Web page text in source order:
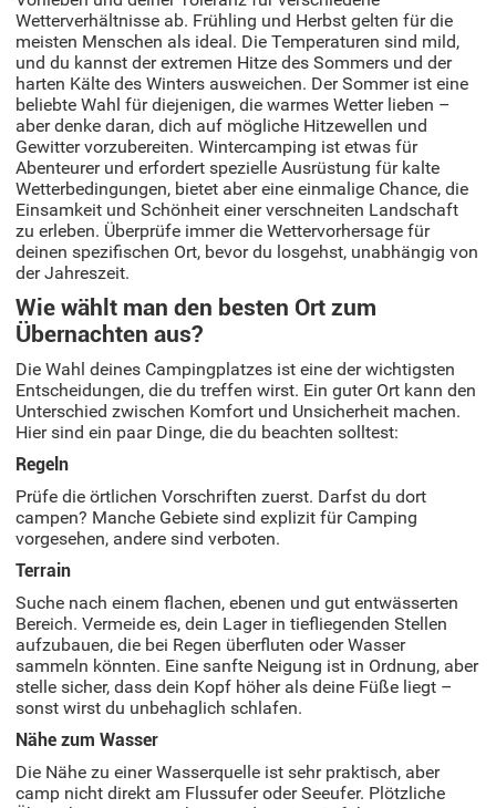
Wetterverhältnisse ab. Frühling und Herbst gelten für die
meisten Menschen als ideal. Die Temperaturen sind mild,
und du kannst der extremen Hitze des Sommers und der
harten Kälte des Winters ausweichen. Der Sommer ist eine
beliebte Wahl für diejenigen, die warmes Wetter lieben –
aber denke daran, dich auf mögliche Hitzewellen und
Gewitter vorzubereiten. Wintercamping ist etwas für
Abenteurer und erfordert spezielle Ausrüstung für kalte
Wetterbedingungen, bietet aber eine einmalige Chance, die
Einsamkeit und Schönheit einer verschneiten Landschaft
zu erleben. Überprüfe immer die Wettervorhersage für
deinen spezifischen Ort, bevor du losgehst, unabhängig von
der Jahreszeit.
Wie wählt man den besten Ort zum
Übernachten aus?
Die Wahl deines Campingplatzes ist eine der wichtigsten
Entscheidungen, die du treffen wirst. Ein guter Ort kann den
Unterschied zwischen Komfort und Unsicherheit machen.
Hier sind ein paar Dinge, die du beachten solltest:
Regeln
Prüfe die örtlichen Vorschriften zuerst. Darfst du dort
campen? Manche Gebiete sind explizit für Camping
vorgesehen, andere sind verboten.
Terrain
Suche nach einem flachen, ebenen und gut entwässerten
Bereich. Vermeide es, dein Lager in tiefliegenden Stellen
aufzubauen, die bei Regen überfluten oder Wasser
sammeln könnten. Eine sanfte Neigung ist in Ordnung, aber
stelle sicher, dass dein Kopf höher als deine Füße liegt –
sonst wirst du unbehaglich schlafen.
Nähe zum Wasser
Die Nähe zu einer Wasserquelle ist sehr praktisch, aber
camp nicht direkt am Flussufer oder Seeufer. Plötzliche